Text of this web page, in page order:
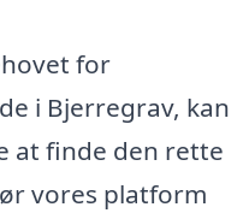
for
i Bjerregrav, kan
at finde den rette
vores platform